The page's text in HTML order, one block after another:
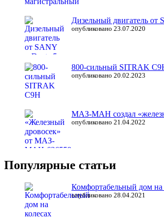
Дизельный двигатель от
опубликовано 23.07.2020
800-сильный SITRAK
опубликовано 20.02.2023
МАЗ-МАН создал
опубликовано 21.04.2022
Популярные статьи
Комфортабельный дом на
опубликовано 28.04.2021